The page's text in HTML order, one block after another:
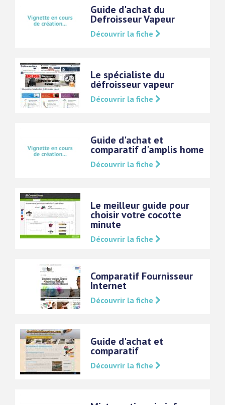
Guide d'achat du
Defroisseur Vapeur
Découvrir la fiche
Le spécialiste du
défroisseur vapeur
Découvrir la fiche
Guide d'achat et
comparatif d'amplis home
Découvrir la fiche
Le meilleur guide pour
choisir votre cocotte
minute
Découvrir la fiche
Comparatif Fournisseur
Internet
Découvrir la fiche
Guide d'achat et
comparatif
Découvrir la fiche